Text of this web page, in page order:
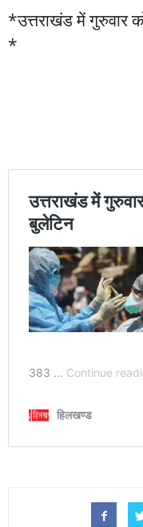
*उत्तराखंड में गुरुवार
*